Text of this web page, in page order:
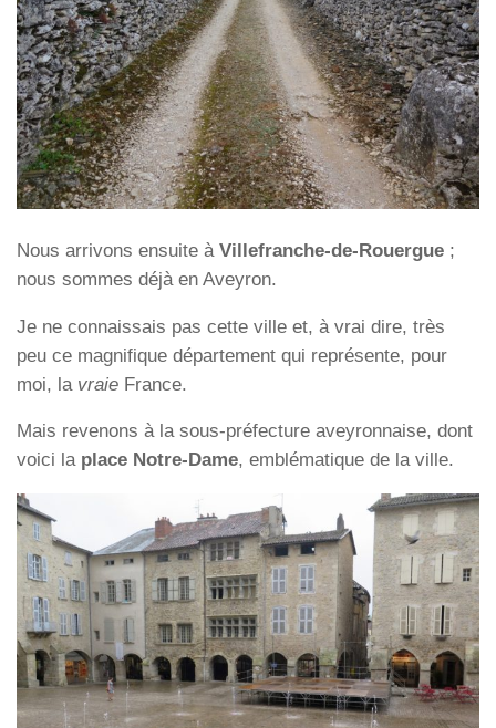
Nous arrivons ensuite à Villefranche-de-Rouergue ;
nous sommes déjà en Aveyron.
Je ne connaissais pas cette ville et, à vrai dire, très
peu ce magnifique département qui représente, pour
moi, la vraie France.
Mais revenons à la sous-préfecture aveyronnaise, dont
voici la place Notre-Dame, emblématique de la ville.